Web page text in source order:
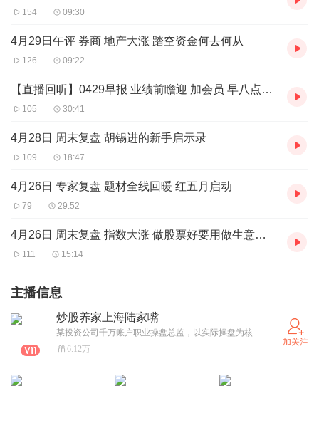
154 09:30
4月29日午评 券商 地产大涨 踏空资金何去何从
126 09:22
【直播回听】0429早报 业绩前瞻迎 加会员 早八点半 晚七点半会员直播
105 30:41
4月28日 周末复盘 胡锡进的新手启示录
109 18:47
4月26日 专家复盘 题材全线回暖 红五月启动
79 29:52
4月26日 周末复盘 指数大涨 做股票好要用做生意思维经营
111 15:14
主播信息
炒股养家上海陆家嘴
某投资公司千万账户职业操盘总监，以实际操盘为核心，带来全新股市认知；2015年股灾前成功逃离，4个月内将500万账户逆势翻倍至1000万，精准躲过熔断。 核心聚焦：市场情绪动态解析，精准捕捉资金流向与热度变化；行情趋势深度研判，结合政策、数据预判市场拐点；个股盘中策略指导，实时拆解盘面机会与风险应对思路。 加入会员可获海量专业资料、实盘技巧指导、龙虎榜日析、大咖复盘音频；欢迎关注并加入主播圈子！
6.12万
加关注